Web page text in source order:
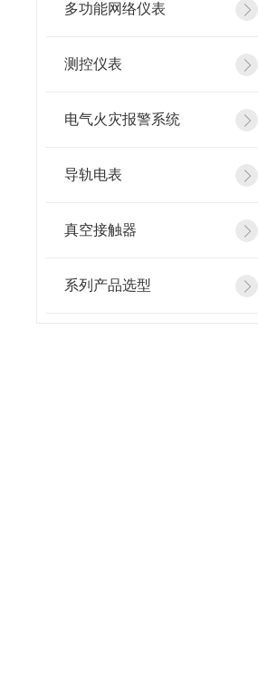
多功能网络仪表
测控仪表
电气火灾报警系统
导轨电表
真空接触器
系列产品选型